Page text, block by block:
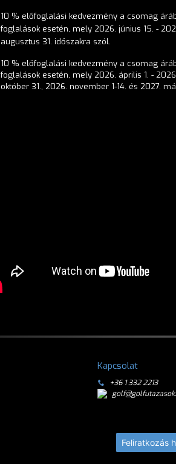
10 % előfoglalási kedvezmény a csomag
foglalások esetén, mely 2026. június 15. -
augusztus 31. időszakra szól.
10 % előfoglalási kedvezmény a csomag
foglalások esetén, mely 2026. április 1. -
október 31., 2026. november 1-14. és 2027.
Kapcsolat
+36 1 332 2213
Feliratkozás